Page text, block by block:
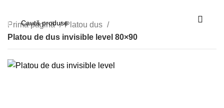
Prima pagină
Platou dus
Platou de dus invisible level 80×90